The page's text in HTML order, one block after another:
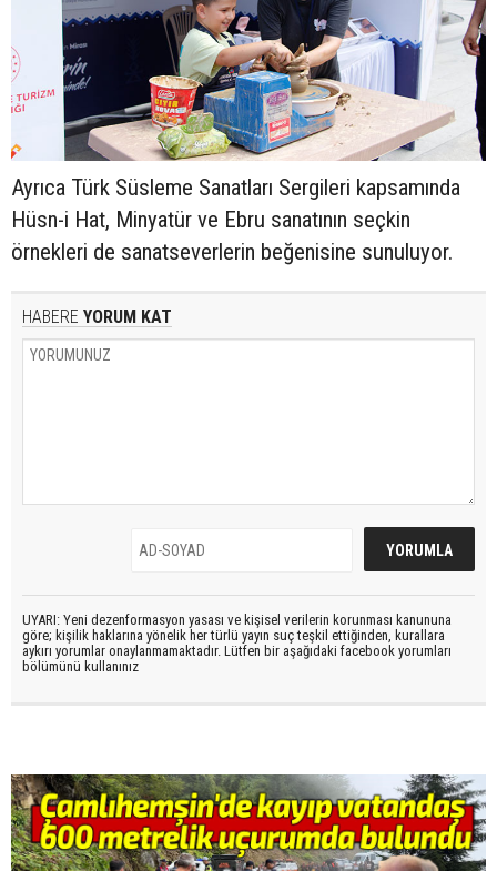
Ayrıca Türk Süsleme Sanatları Sergileri kapsamında
Hüsn-i Hat, Minyatür ve Ebru sanatının seçkin
örnekleri de sanatseverlerin beğenisine sunuluyor.
HABERE YORUM KAT
UYARI: Yeni dezenformasyon yasası ve kişisel verilerin korunması kanununa
göre; kişilik haklarına yönelik her türlü yayın suç teşkil ettiğinden, kurallara
aykırı yorumlar onaylanmamaktadır. Lütfen bir aşağıdaki facebook yorumları
bölümünü kullanınız